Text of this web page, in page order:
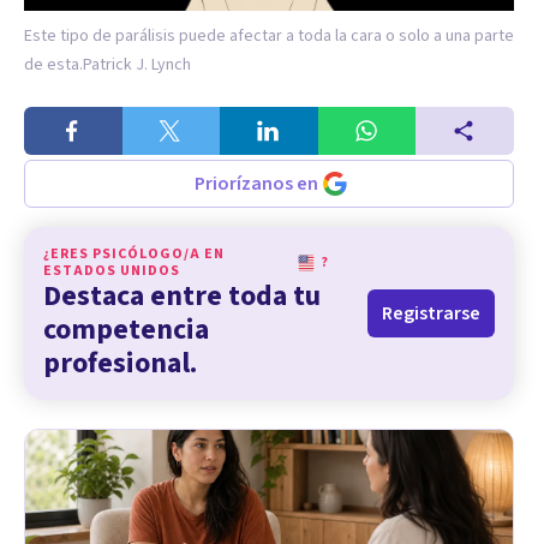
Este tipo de parálisis puede afectar a toda la cara o solo a una parte
de esta.Patrick J. Lynch
Priorízanos en
¿ERES PSICÓLOGO/A EN
ESTADOS UNIDOS
?
Destaca entre toda tu
competencia
profesional.
Registrarse